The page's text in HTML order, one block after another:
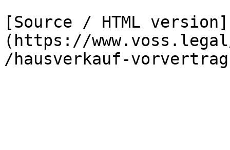
[Source / HTML version]
(https://